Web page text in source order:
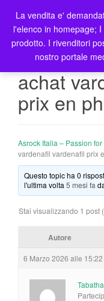
achat
prix en
Asrock Italia – Passion
vardenafil vardenafil prix
Questo topic ha 0
l'ultima volta5 mesi fa
Stai visualizzando 1 post
Autore
6 Marzo 2026 alle 15:22
La vendita e'
l'elenco in homepage;
prodotto. I rivenditori
nostro portale